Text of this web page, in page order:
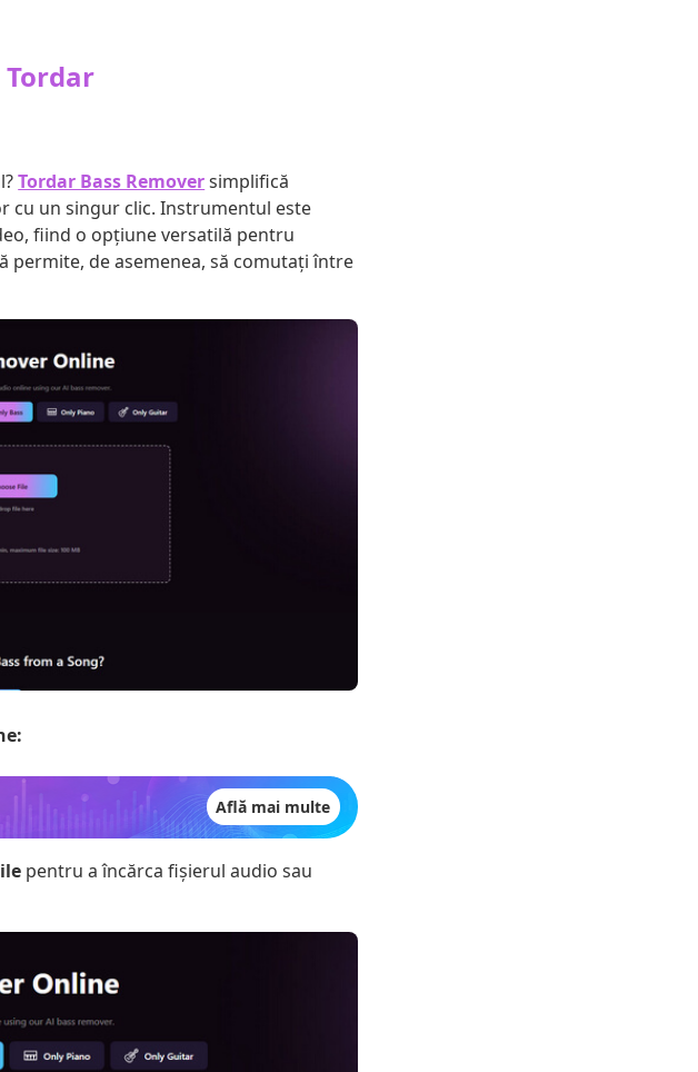
Tordar Bass Removersimplifică
cu un singur clic. Instrumentul este
fiind o opțiune versatilă pentru
permite, de asemenea, să comutați între
Află mai multe
pentru a încărca fișierul audio sau